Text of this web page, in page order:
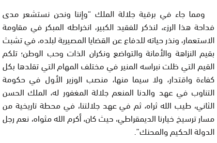
ومما جاء في برقية جلالة الملك “وإننا ونحن نستشعر مدى
فداحة هذا الرزء، لنذكر للفقيد الكبير، انخراطه المبكر في مقاومة
الاستعمار، ونذر حياته للدفاع عن القضايا المصيرية لبلده، في تشبث
بقيم النزاهة والأمانة والتواضع ونكران الذات وحب الوطن؛ تلكم
القيم التي ظلت نبراسه المنير في مختلف المهام التي تقلدها بكل
كفاءة واقتدار، ولا سيما منها، منصب الوزير الأول في حكومة
التناوب في عهد والدنا المنعم جلالة المغفور له، الملك الحسن
الثاني، طيب الله ثراه، ثم في عهد جلالتنا، في محطة تاريخية من
مسار ترسيخ خيارنا الديمقراطي، حيث كان، أكرم الله مثواه، نعم رجل
الدولة الحكيم والمحنك”.